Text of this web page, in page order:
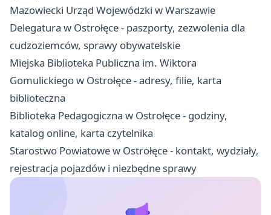
Mazowiecki Urząd Wojewódzki w Warszawie
Delegatura w Ostrołęce - paszporty, zezwolenia dla
cudzoziemców, sprawy obywatelskie
Miejska Biblioteka Publiczna im. Wiktora
Gomulickiego w Ostrołęce - adresy, filie, karta
biblioteczna
Biblioteka Pedagogiczna w Ostrołęce - godziny,
katalog online, karta czytelnika
Starostwo Powiatowe w Ostrołęce - kontakt, wydziały,
rejestracja pojazdów i niezbędne sprawy